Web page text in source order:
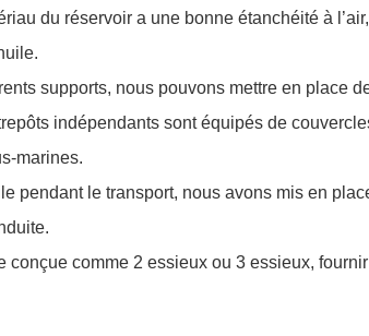
du réservoir a une bonne étanchéité à
supports, nous pouvons mettre en place
indépendants sont équipés de
marines.
pendant le transport, nous avons mis en
conçue comme 2 essieux ou 3 essieux,